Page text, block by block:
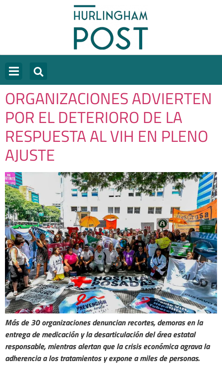
ORGANIZACIONES ADVIERTEN
POR EL DETERIORO DE LA
RESPUESTA AL VIH EN PLENO
AJUSTE
Más de 30 organizaciones denuncian recortes, demoras en la
entrega de medicación y la desarticulación del área estatal
responsable, mientras alertan que la crisis económica agrava la
adherencia a los tratamientos y expone a miles de personas.